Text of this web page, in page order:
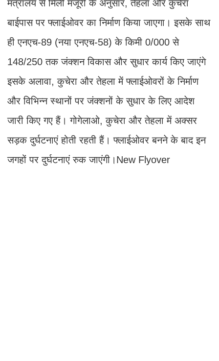
मंत्रालय से मिली मंजूरी के अनुसार, तेहला और कुचेरा
बाईपास पर फ्लाईओवर का निर्माण किया जाएगा। इसके साथ
ही एनएच-89 (नया एनएच-58) के किमी 0/000 से
148/250 तक जंक्शन विकास और सुधार कार्य किए जाएंगे
इसके अलावा, कुचेरा और तेहला में फ्लाईओवरों के निर्माण
और विभिन्न स्थानों पर जंक्शनों के सुधार के लिए आदेश
जारी किए गए हैं। गोगेलाओ, कुचेरा और तेहला में अक्सर
सड़क दुर्घटनाएं होती रहती हैं। फ्लाईओवर बनने के बाद इन
जगहों पर दुर्घटनाएं रुक जाएंगी।New Flyover